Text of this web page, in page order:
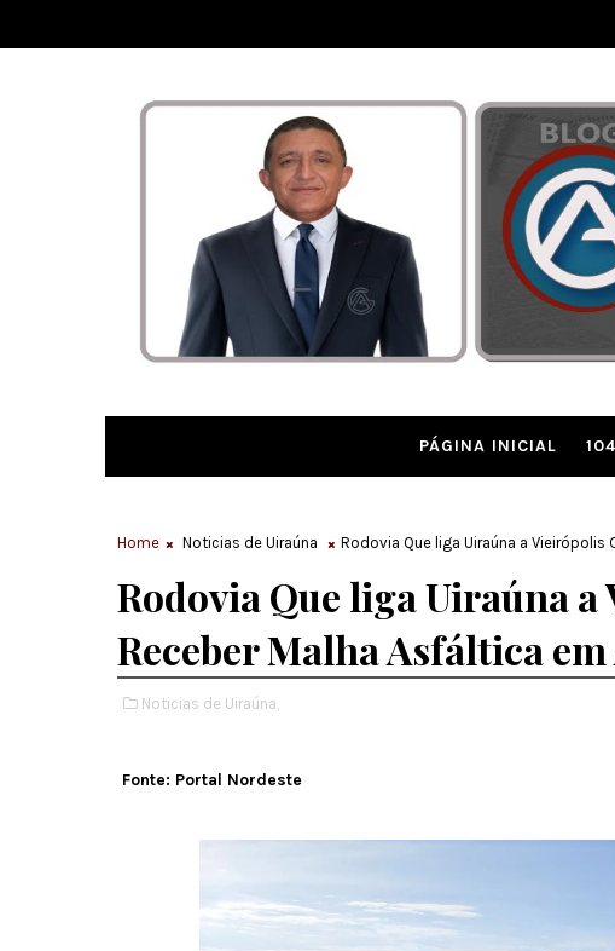
PÁGINA INICIAL
Home Noticias de Uiraúna Rodovia Que liga Uiraúna a Vieirópolis
Rodovia Que liga Uiraúna
Receber Malha Asfáltica
Noticias de Uiraúna,
Fonte: Portal Nordeste